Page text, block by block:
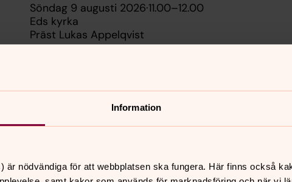
Information
är nödvändiga för att webbplatsen ska fungera. Här finns också
söndag 9 augusti 2026·11.00–12.00
Eds kyrka
Präst Lukas Appelqvist
Visa fler händelser
Fresta församling